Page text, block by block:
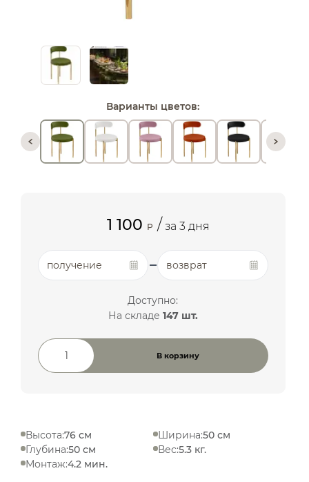
Варианты цветов:
1 100 P / за 3 дня
получение возврат
Доступно:
На складе 147 шт.
Количество товара
В корзину
Высота:76 см Ширина:50 см
Глубина:50 см Вес:5.3 кг.
Монтаж:4.2 мин.